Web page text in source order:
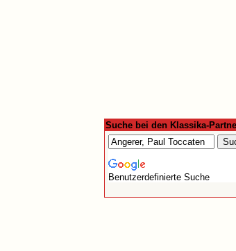
Suche bei den Klassika-
Benutzerdefinierte Suche